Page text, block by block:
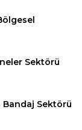
Sektörü
Bandaj Sektörü